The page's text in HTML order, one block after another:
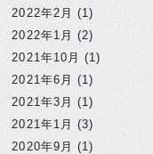
2022年2月 (1)
2022年1月 (2)
2021年10月 (1)
2021年6月 (1)
2021年3月 (1)
2021年1月 (3)
2020年9月 (1)